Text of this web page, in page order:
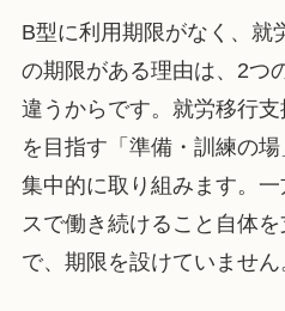
B型に利用期限がなく、就
の期限がある理由は、2つ
違うからです。就労移行
を目指す「準備・訓練の
集中的に取り組みます。
スで働き続けること自体
で、期限を設けていません